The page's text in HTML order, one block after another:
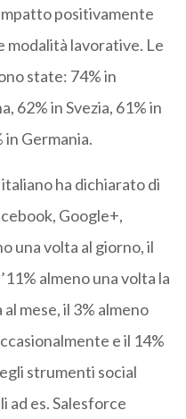
positivamente
modalità lavorative. Le
state: 74% in
62% in Svezia, 61% in
in Germania.
ha dichiarato di
Google+,
una volta al giorno, il
almeno una volta la
mese, il 3% almeno
e il 14%
strumenti social
ad es. Salesforce